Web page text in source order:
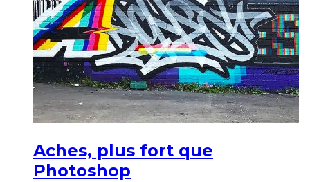
Aches, plus fort que
Photoshop